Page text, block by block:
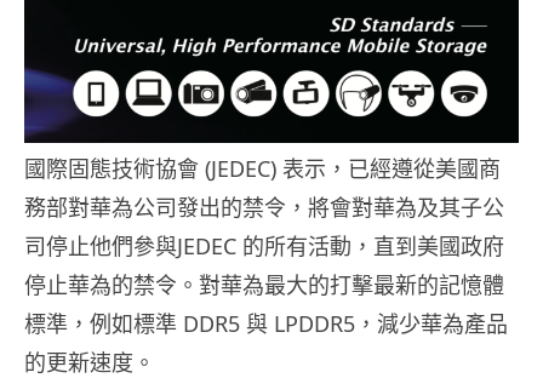
國際固態技術協會 (JEDEC) 表示，已經遵從美國商
務部對華為公司發出的禁令，將會對華為及其子公
司停止他們參與JEDEC 的所有活動，直到美國政府
停止華為的禁令。對華為最大的打擊最新的記憶體
標準，例如標準 DDR5 與 LPDDR5，減少華為產品
的更新速度。